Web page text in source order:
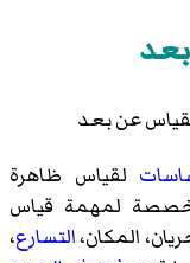
عن بعد
لقياس ظاهرة
لمهمة قياس
المكان،التسارع،